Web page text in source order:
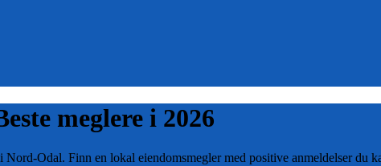
meglere i 2026
Nord-Odal. Finn en lokal eiendomsmegler med positive anmeldelser du